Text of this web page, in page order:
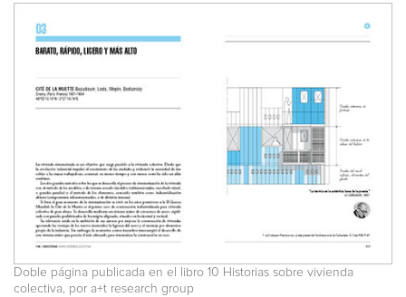
Doble página publicada en el libro 10 Historias sobre vivienda
colectiva, por a+t research group